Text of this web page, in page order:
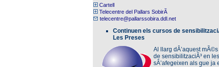
Cartell
Telecentre del Pallars SobirÃ
telecentre@pallarssobira.ddl.net
Continuen els cursos de
Les Preses
Al llarg dÂ’aquest
de sensibilitzaciÃ³ en
sÂ’afegeixen als que ja